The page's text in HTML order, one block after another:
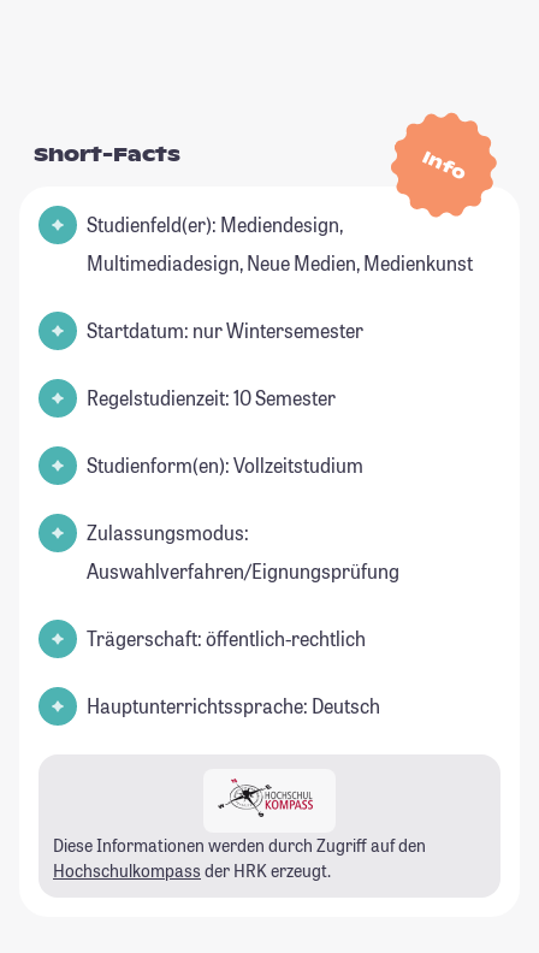
Info
Short-Facts
Studienfeld(er): Mediendesign,
Multimediadesign, Neue Medien, Medienkunst
Startdatum: nur Wintersemester
Regelstudienzeit: 10 Semester
Studienform(en): Vollzeitstudium
Zulassungsmodus:
Auswahlverfahren/Eignungsprüfung
Trägerschaft: öffentlich-rechtlich
Hauptunterrichtssprache: Deutsch
Diese Informationen werden durch Zugriff auf den
Hochschulkompass der HRK erzeugt.